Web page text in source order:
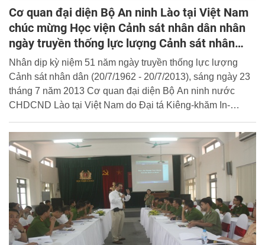
Cơ quan đại diện Bộ An ninh Lào tại Việt Nam
chúc mừng Học viện Cảnh sát nhân dân nhân
ngày truyền thống lực lượng Cảnh sát nhân
dân
Nhân dịp kỳ niệm 51 năm ngày truyền thống lực lượng
Cảnh sát nhân dân (20/7/1962 - 20/7/2013), sáng ngày 23
tháng 7 năm 2013 Cơ quan đại diện Bộ An ninh nước
CHDCND Lào tại Việt Nam do Đại tá Kiêng-khăm In-
chúc mừng Học viện Cảnh sát nhân dân.